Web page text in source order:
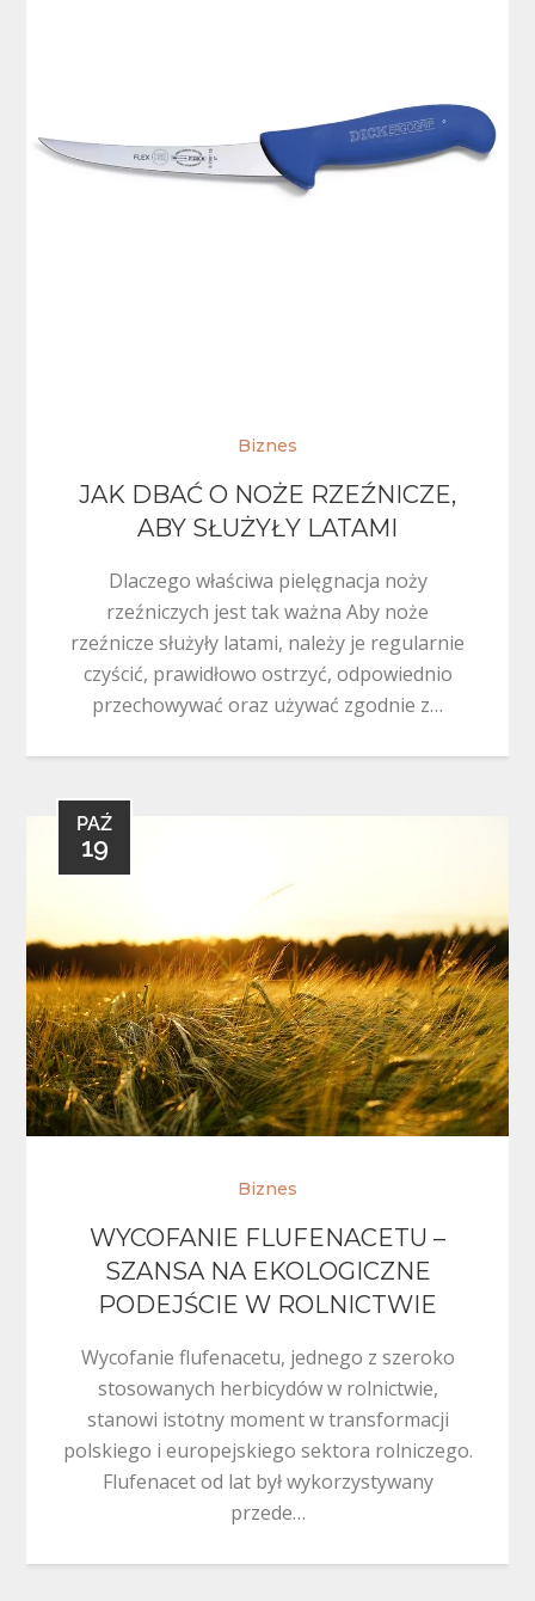
Biznes
JAK DBAĆ O NOŻE RZEŹNICZE,
ABY SŁUŻYŁY LATAMI
Dlaczego właściwa pielęgnacja noży
rzeźniczych jest tak ważna Aby noże
rzeźnicze służyły latami, należy je regularnie
czyścić, prawidłowo ostrzyć, odpowiednio
przechowywać oraz używać zgodnie z…
PAŹ
19
Biznes
WYCOFANIE FLUFENACETU –
SZANSA NA EKOLOGICZNE
PODEJŚCIE W ROLNICTWIE
Wycofanie flufenacetu, jednego z szeroko
stosowanych herbicydów w rolnictwie,
stanowi istotny moment w transformacji
polskiego i europejskiego sektora rolniczego.
Flufenacet od lat był wykorzystywany
przede…